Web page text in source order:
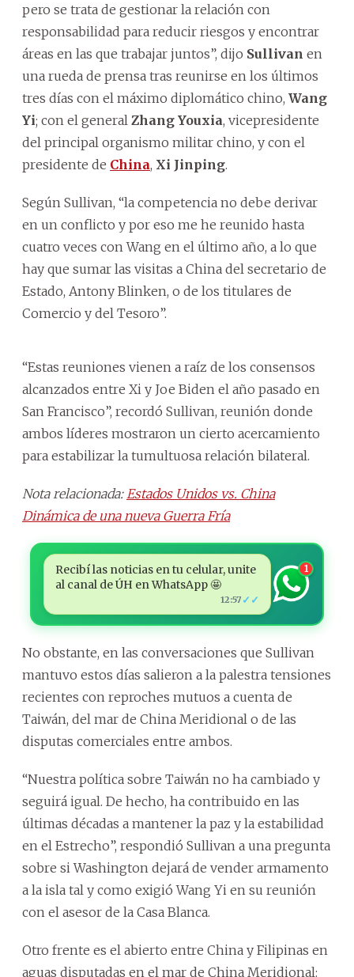
pero se trata de gestionar la relación con
responsabilidad para reducir riesgos y encontrar
áreas en las que trabajar juntos”, dijo Sullivan en
una rueda de prensa tras reunirse en los últimos
tres días con el máximo diplomático chino, Wang
Yi; con el general Zhang Youxia, vicepresidente
del principal organismo militar chino, y con el
presidente de China, Xi Jinping.
Según Sullivan, “la competencia no debe derivar
en un conflicto y por eso me he reunido hasta
cuatro veces con Wang en el último año, a lo que
hay que sumar las visitas a China del secretario de
Estado, Antony Blinken, o de los titulares de
Comercio y del Tesoro”.
“Estas reuniones vienen a raíz de los consensos
alcanzados entre Xi y Joe Biden el año pasado en
San Francisco”, recordó Sullivan, reunión donde
ambos líderes mostraron un cierto acercamiento
para estabilizar la tumultuosa relación bilateral.
Nota relacionada: Estados Unidos vs. China
Dinámica de una nueva Guerra Fría
Recibí las noticias en tu celular, unite
al canal de ÚH en WhatsApp 🤩
12:57 ✓✓
1
No obstante, en las conversaciones que Sullivan
mantuvo estos días salieron a la palestra tensiones
recientes con reproches mutuos a cuenta de
Taiwán, del mar de China Meridional o de las
disputas comerciales entre ambos.
“Nuestra política sobre Taiwán no ha cambiado y
seguirá igual. De hecho, ha contribuido en las
últimas décadas a mantener la paz y la estabilidad
en el Estrecho”, respondió Sullivan a una pregunta
sobre si Washington dejará de vender armamento
a la isla tal y como exigió Wang Yi en su reunión
con el asesor de la Casa Blanca.
Otro frente es el abierto entre China y Filipinas en
aguas disputadas en el mar de China Meridional: